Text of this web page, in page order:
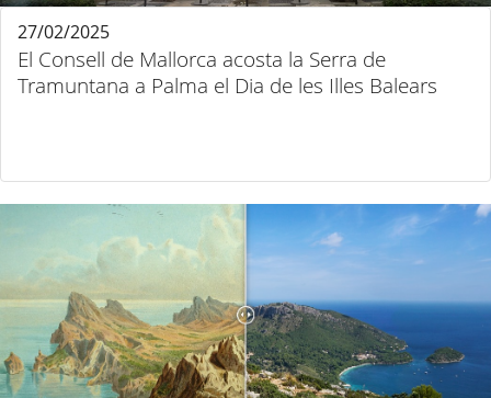
El Consell de Mallorca acosta la Serra de
Tramuntana a Palma el Dia de les Illes Balears
27/02/2025